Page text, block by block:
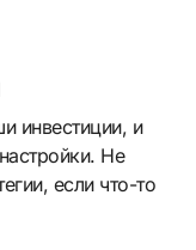
инвестиции, и
Не
если что-то